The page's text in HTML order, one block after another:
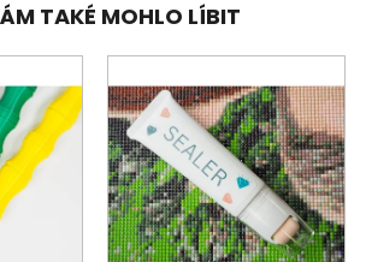
TAKÉ MOHLO LÍBIT